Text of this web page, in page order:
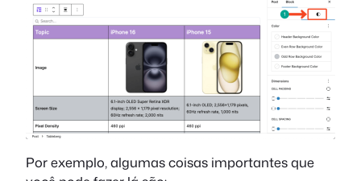
Por exemplo, algumas coisas importantes que